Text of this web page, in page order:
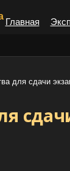
Главная
для сдачи